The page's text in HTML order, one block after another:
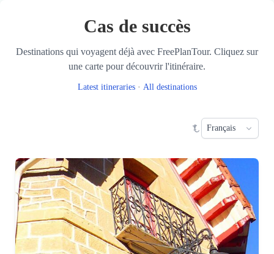
Cas de succès
Destinations qui voyagent déjà avec FreePlanTour. Cliquez sur
une carte pour découvrir l'itinéraire.
Latest itineraries· All destinations